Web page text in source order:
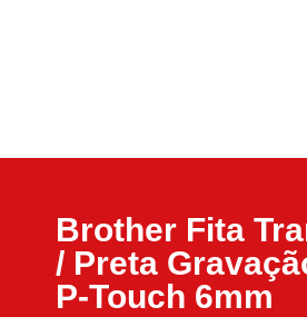
Brother Fita
/ Preta
P-Touch 6mm